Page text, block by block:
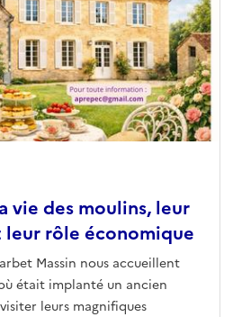
vie des moulins, leur
rôle économique
Massin nous accueillent
était implanté un ancien
leurs magnifiques